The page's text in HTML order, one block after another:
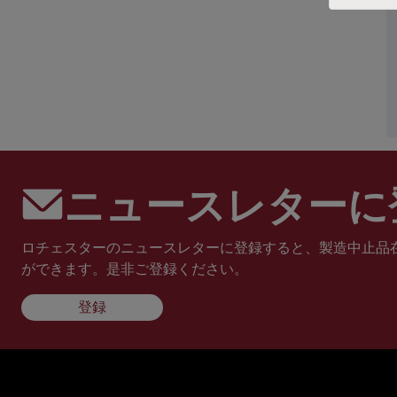
ニュースレター
ロチェスターのニュースレターに登録すると、製造中止
ができます。是非ご登録ください。
登録